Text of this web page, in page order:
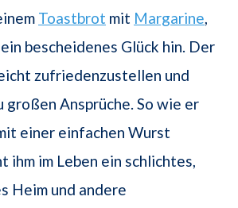
Toastbrot mit Margarine,
bescheidenes Glück hin. Der
zufriedenzustellen und
Ansprüche. So wie er
einer einfachen Wurst
im Leben ein schlichtes,
Heim und andere